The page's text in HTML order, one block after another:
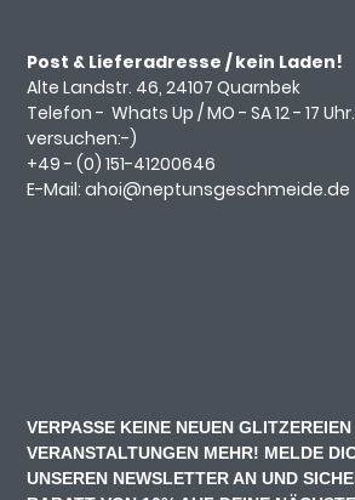
Post & Lieferadresse / kein Laden!
Alte Landstr. 46, 24107 Quarnbek
Telefon -Whats Up / MO - SA 12 - 17
versuchen:-)
+49 - (0)151-41200646
E-Mail:ahoi@neptunsgeschmeide.de
VERPASSE KEINE NEUEN
VERANSTALTUNGEN MEHR! MELDE
UNSEREN NEWSLETTER AN UND